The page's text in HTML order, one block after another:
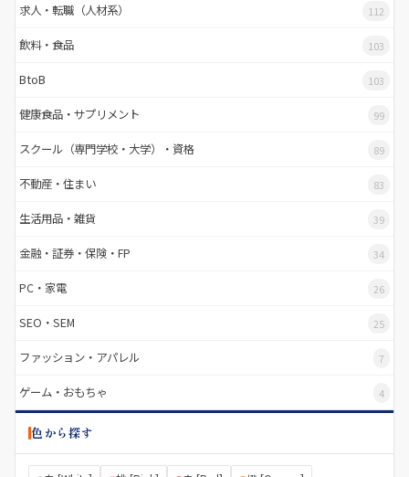
求人・転職（人材系） 112
飲料・食品 103
BtoB 103
健康食品・サプリメント 99
スクール（専門学校・大学）・資格 89
不動産・住まい 83
生活用品・雑貨 39
金融・証券・保険・FP 34
PC・家電 26
SEO・SEM 25
ファッション・アパレル 7
ゲーム・おもちゃ 4
色から探す